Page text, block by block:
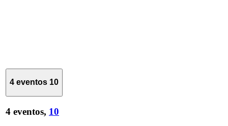
4 eventos 10
4 eventos, 10